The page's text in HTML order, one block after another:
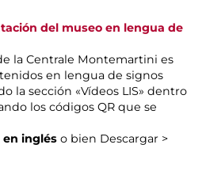
del museo en lengua de
la Centrale Montemartini es
en lengua de signos
la sección «Vídeos LIS» dentro
los códigos QR que se
en inglés o bien Descargar >